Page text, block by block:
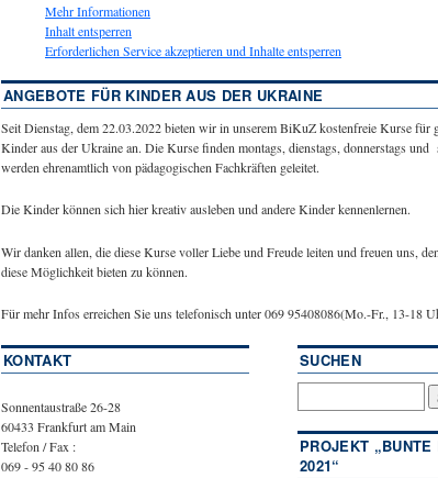
Mehr Informationen
Inhalt entsperren
Erforderlichen Service akzeptieren und Inhalte entsperren
ANGEBOTE FÜR KINDER AUS DER UKRAINE
Seit Dienstag, dem 22.03.2022 bieten wir in unserem BiKuZ kostenfreie Kurse für
Kinder aus der Ukraine an. Die Kurse finden montags, dienstags, donnerstags und
werden ehrenamtlich von pädagogischen Fachkräften geleitet.
Die Kinder können sich hier kreativ ausleben und andere Kinder kennenlernen.
Wir danken allen, die diese Kurse voller Liebe und Freude leiten und freuen uns,
diese Möglichkeit bieten zu können.
Für mehr Infos erreichen Sie uns telefonisch unter 069 95408086(Mo.-Fr., 13-18
KONTAKT
Sonnentaustraße 26-28
60433 Frankfurt am Main
Telefon / Fax :
069 - 95 40 80 86
SUCHEN
PROJEKT „BUNTE
2021“